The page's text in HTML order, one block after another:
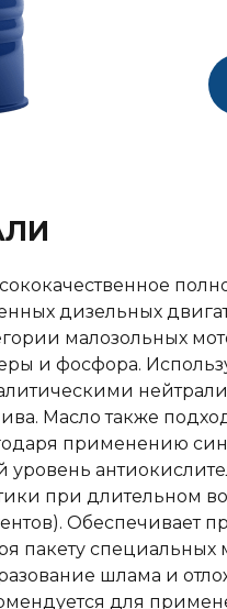
дизельных
малозольных
и фосфора.
Масло также
применению
при длительном
Обеспечивает
пакету
шлама и
для